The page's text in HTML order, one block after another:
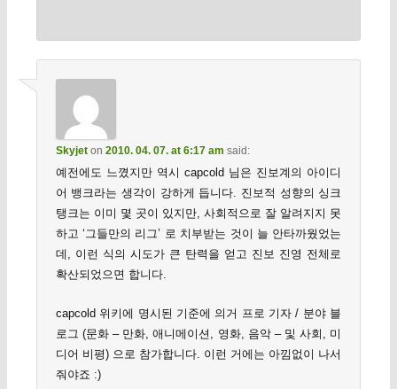
Skyjeton 2010. 04. 07. at 6:17 am said:
예전에도 느꼈지만 역시 capcold 님은 진보계의 아이디
어 뱅크라는 생각이 강하게 듭니다. 진보적 성향의 싱크
탱크는 이미 몇 곳이 있지만, 사회적으로 잘 알려지지 못
하고 ‘그들만의 리그’ 로 치부받는 것이 늘 안타까웠었는
데, 이런 식의 시도가 큰 탄력을 얻고 진보 진영 전체로
확산되었으면 합니다.
capcold 위키에 명시된 기준에 의거 프로 기자 / 분야 블
로그 (문화 – 만화, 애니메이션, 영화, 음악 – 및 사회, 미
디어 비평) 으로 참가합니다. 이런 거에는 아낌없이 나서
줘야죠 :)